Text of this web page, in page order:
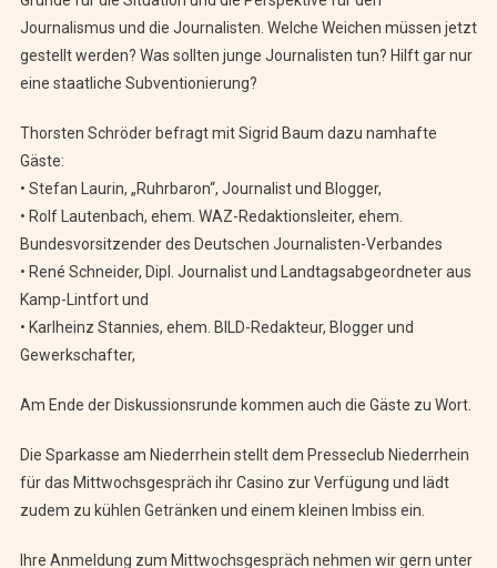
Journalismus und die Journalisten. Welche Weichen müssen jetzt
gestellt werden? Was sollten junge Journalisten tun? Hilft gar nur
eine staatliche Subventionierung?
Thorsten Schröder befragt mit Sigrid Baum dazu namhafte
Gäste:
• Stefan Laurin, „Ruhrbaron“, Journalist und Blogger,
• Rolf Lautenbach, ehem. WAZ-Redaktionsleiter, ehem.
Bundesvorsitzender des Deutschen Journalisten-Verbandes
• René Schneider, Dipl. Journalist und Landtagsabgeordneter aus
Kamp-Lintfort und
• Karlheinz Stannies, ehem. BILD-Redakteur, Blogger und
Gewerkschafter,
Am Ende der Diskussionsrunde kommen auch die Gäste zu Wort.
Die Sparkasse am Niederrhein stellt dem Presseclub Niederrhein
für das Mittwochsgespräch ihr Casino zur Verfügung und lädt
zudem zu kühlen Getränken und einem kleinen Imbiss ein.
Ihre Anmeldung zum Mittwochsgespräch nehmen wir gern unter